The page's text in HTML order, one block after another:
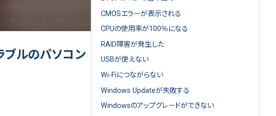
ブルのパソコン
CMOSエラーが表示される
CPUの使用率が100％になる
RAID障害が発生した
USBが使えない
Wi-Fiにつながらない
Windows Updateが失敗する
Windowsのアップグレードができない